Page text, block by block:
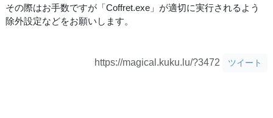
その際はお手数ですが「Coffret.exe」が適切に実行されるよう
除外設定などをお願いします。
https://magical.kuku.lu/?3472 ツイート